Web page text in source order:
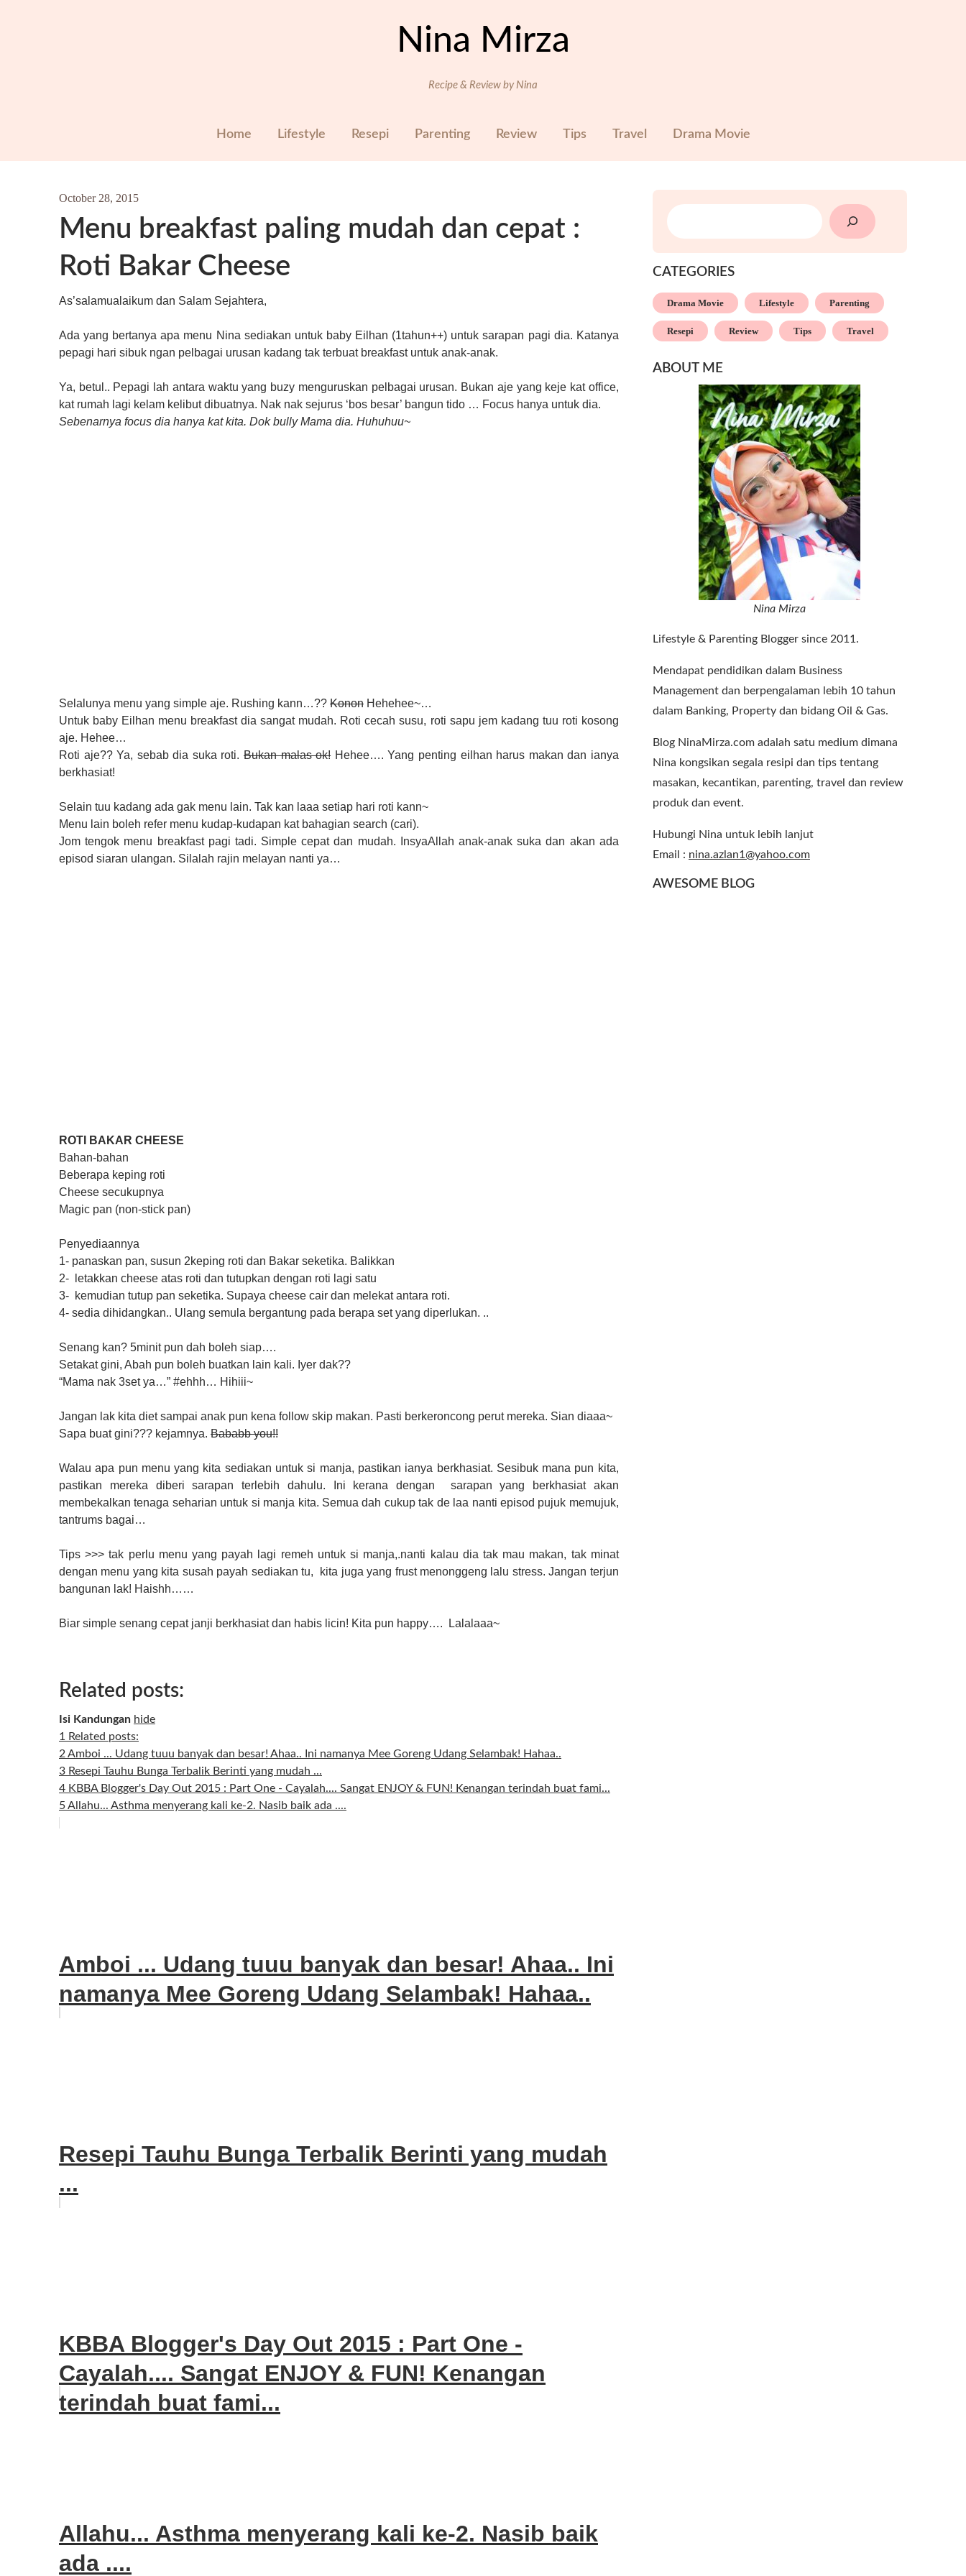
Nina Mirza
Recipe & Review by Nina
Home Lifestyle Resepi Parenting Review Tips Travel Drama Movie
October 28, 2015
Menu breakfast paling mudah dan cepat :
Roti Bakar Cheese
As’salamualaikum dan Salam Sejahtera,
Ada yang bertanya apa menu Nina sediakan untuk baby Eilhan (1tahun++) untuk sarapan pagi dia. Katanya
pepagi hari sibuk ngan pelbagai urusan kadang tak terbuat breakfast untuk anak-anak.
Ya, betul.. Pepagi lah antara waktu yang buzy menguruskan pelbagai urusan. Bukan aje yang keje kat office,
kat rumah lagi kelam kelibut dibuatnya. Nak nak sejurus ‘bos besar’ bangun tido … Focus hanya untuk dia.
Sebenarnya focus dia hanya kat kita. Dok bully Mama dia. Huhuhuu~
Selalunya menu yang simple aje. Rushing kann…?? Konon Hehehee~…
Untuk baby Eilhan menu breakfast dia sangat mudah. Roti cecah susu, roti sapu jem kadang tuu roti kosong
aje. Hehee…
Roti aje?? Ya, sebab dia suka roti.Bukan malas ok!Hehee…. Yang penting eilhan harus makan dan ianya
berkhasiat!
Selain tuu kadang ada gak menu lain. Tak kan laaa setiap hari roti kann~
Menu lain boleh refer menu kudap-kudapan kat bahagian search (cari).
Jom tengok menu breakfast pagi tadi. Simple cepat dan mudah. InsyaAllah anak-anak suka dan akan ada
episod siaran ulangan. Silalah rajin melayan nanti ya…
ROTI BAKAR CHEESE
Bahan-bahan
Beberapa keping roti
Cheese secukupnya
Magic pan (non-stick pan)
Penyediaannya
1- panaskan pan, susun 2keping roti dan Bakar seketika. Balikkan
2- letakkan cheese atas roti dan tutupkan dengan roti lagi satu
3- kemudian tutup pan seketika. Supaya cheese cair dan melekat antara roti.
4- sedia dihidangkan.. Ulang semula bergantung pada berapa set yang diperlukan. ..
Senang kan? 5minit pun dah boleh siap….
Setakat gini, Abah pun boleh buatkan lain kali. Iyer dak??
“Mama nak 3set ya…” #ehhh… Hihiii~
Jangan lak kita diet sampai anak pun kena follow skip makan. Pasti berkeroncong perut mereka. Sian diaaa~
Sapa buat gini??? kejamnya. Bababb you!!
Walau apa pun menu yang kita sediakan untuk si manja, pastikan ianya berkhasiat. Sesibuk mana pun kita,
pastikan mereka diberi sarapan terlebih dahulu. Ini kerana dengan sarapan yang berkhasiat akan
membekalkan tenaga seharian untuk si manja kita. Semua dah cukup tak de laa nanti episod pujuk memujuk,
tantrums bagai…
Tips >>> tak perlu menu yang payah lagi remeh untuk si manja,.nanti kalau dia tak mau makan, tak minat
dengan menu yang kita susah payah sediakan tu, kita juga yang frust menonggeng lalu stress. Jangan terjun
bangunan lak! Haishh……
Biar simple senang cepat janji berkhasiat dan habis licin! Kita pun happy…. Lalalaaa~
Related posts:
Isi Kandungan hide
1
Related posts:
2 Amboi ... Udang tuuu banyak dan besar! Ahaa.. Ini namanya Mee Goreng Udang Selambak! Hahaa..
3 Resepi Tauhu Bunga Terbalik Berinti yang mudah ...
4 KBBA Blogger's Day Out 2015 : Part One - Cayalah.... Sangat ENJOY & FUN! Kenangan terindah buat fami...
5Allahu... Asthma menyerang kali ke-2. Nasib baik ada ....
Amboi ... Udang tuuu banyak dan besar! Ahaa.. Ini
namanya Mee Goreng Udang Selambak! Hahaa..
Resepi Tauhu Bunga Terbalik Berinti yang mudah
...
KBBA Blogger's Day Out 2015 : Part One -
Cayalah.... Sangat ENJOY & FUN! Kenangan
terindah buat fami...
Allahu... Asthma menyerang kali ke-2. Nasib baik
ada ....
SEARCH
CATEGORIES
Drama Movie Lifestyle Parenting
Resepi Review Tips Travel
ABOUT ME
Nina Mirza
Lifestyle & Parenting Blogger since 2011.
Mendapat pendidikan dalam Business
Management dan berpengalaman lebih 10 tahun
dalam Banking, Property dan bidang Oil & Gas.
Blog NinaMirza.com adalah satu medium dimana
Nina kongsikan segala resipi dan tips tentang
masakan, kecantikan, parenting, travel dan review
produk dan event.
Hubungi Nina untuk lebih lanjut
Email : nina.azlan1@yahoo.com
AWESOME BLOG